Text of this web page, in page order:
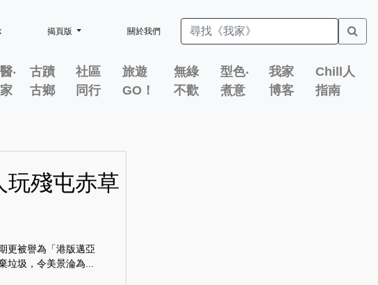
揭頁版 關於我們
醫‧
家
古蹟
古鄉
社區
同行
旅遊
GO！
無綠
不歡
型色‧
煮意
我家
博客
Chill人
指南
玩殘屯赤草
更被譽為「港版邁亞
垃圾，令美景淪為...